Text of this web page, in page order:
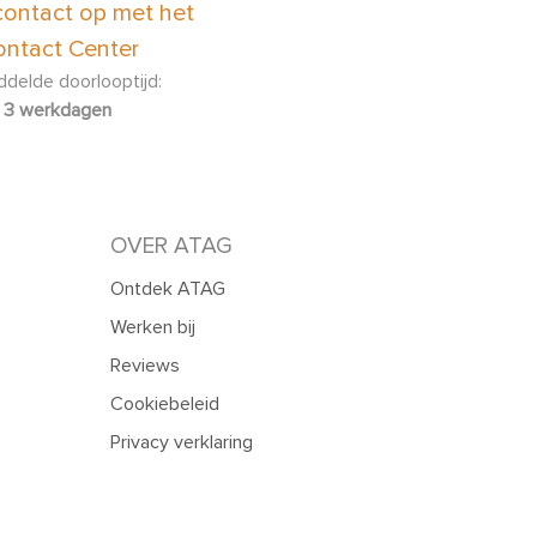
het programma?
hoe kan dat?
(combi-)magnetron niet goed werkt?
op met het
Center
doorlooptijd:
3 werkdagen
OVER ATAG
Ontdek ATAG
Werken bij
Reviews
Cookiebeleid
Privacy verklaring